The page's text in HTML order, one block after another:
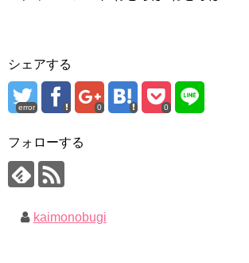
シェアする
error 0 0
フォローする
kaimonobugi